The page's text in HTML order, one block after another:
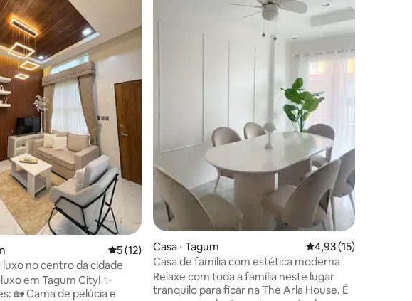
de 5, 7 avaliações
5 de uma avaliação média de 5, 12 avaliações
5 (12)
luxo no centro da cidade
em Tagum City! ✨
🏡 Cama de pelúcia e
Casa ⋅ Tagum 4,93 de uma
4,93 (15)
Casa de família com estética moderna
Relaxe com toda a família neste lugar
tranquilo para ficar na The Arla House. É